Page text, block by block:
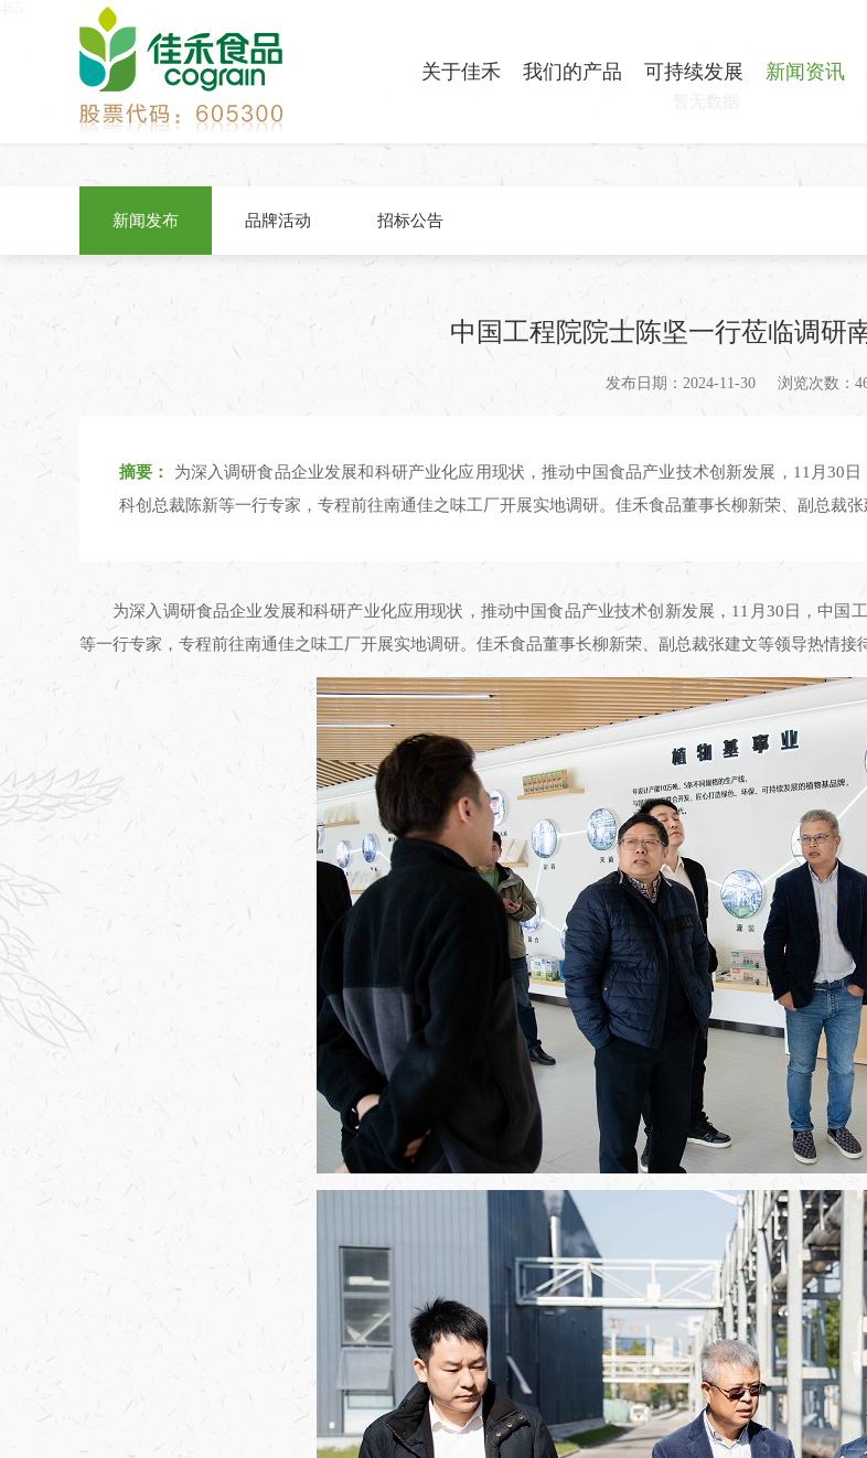
关于佳禾 我们的产品 可持续发展 新闻资讯
新闻发布 品牌活动 招标公告
中国工程院院士陈坚一行莅临调研
发布日期：2024-11-30 浏览次数：
摘要：
为深入调研食品企业发展和科研产业化应用现状，推动中国食品产业技术创新发展，11月30
科创总裁陈新等一行专家，专程前往南通佳之味工厂开展实地调研。佳禾食品董事长柳新荣、副总裁
为深入调研食品企业发展和科研产业化应用现状，推动中国食品产业技术创新发展，11月30日，中
等一行专家，专程前往南通佳之味工厂开展实地调研。佳禾食品董事长柳新荣、副总裁张建文等领导热情接